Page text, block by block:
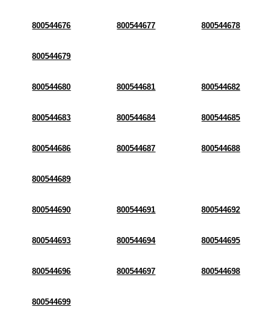
800544676 800544677 800544678
800544679
800544680 800544681 800544682
800544683 800544684 800544685
800544686 800544687 800544688
800544689
800544690 800544691 800544692
800544693 800544694 800544695
800544696 800544697 800544698
800544699